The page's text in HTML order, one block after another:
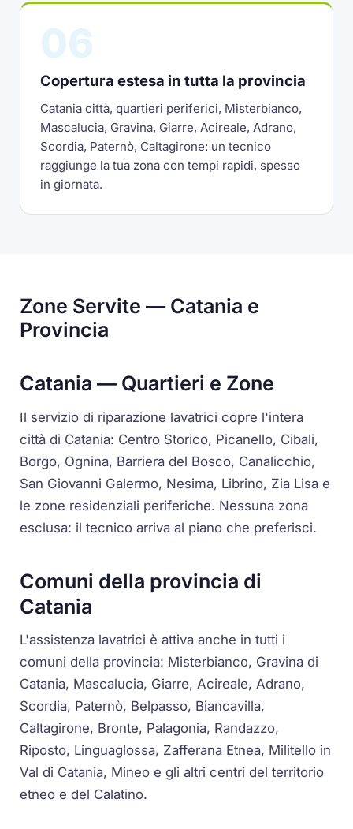
Copertura estesa in tutta la provincia
Catania città, quartieri periferici, Misterbianco,
Mascalucia, Gravina, Giarre, Acireale, Adrano,
Scordia, Paternò, Caltagirone: un tecnico
raggiunge la tua zona con tempi rapidi, spesso
in giornata.
Zone Servite — Catania e
Provincia
Catania — Quartieri e Zone
Il servizio di riparazione lavatrici copre l'intera
città di Catania: Centro Storico, Picanello, Cibali,
Borgo, Ognina, Barriera del Bosco, Canalicchio,
San Giovanni Galermo, Nesima, Librino, Zia Lisa e
le zone residenziali periferiche. Nessuna zona
esclusa: il tecnico arriva al piano che preferisci.
Comuni della provincia di
Catania
L'assistenza lavatrici è attiva anche in tutti i
comuni della provincia: Misterbianco, Gravina di
Catania, Mascalucia, Giarre, Acireale, Adrano,
Scordia, Paternò, Belpasso, Biancavilla,
Caltagirone, Bronte, Palagonia, Randazzo,
Riposto, Linguaglossa, Zafferana Etnea, Militello in
Val di Catania, Mineo e gli altri centri del territorio
etneo e del Calatino.